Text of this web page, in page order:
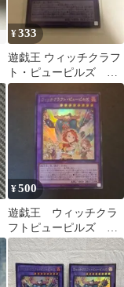
¥333
遊戯王 ウィッチクラフ
ト・ピューピルズ ウ
ルトラ
¥500
遊戯王 ウィッチクラ
フトピューピルズ ウ
ルトラレア